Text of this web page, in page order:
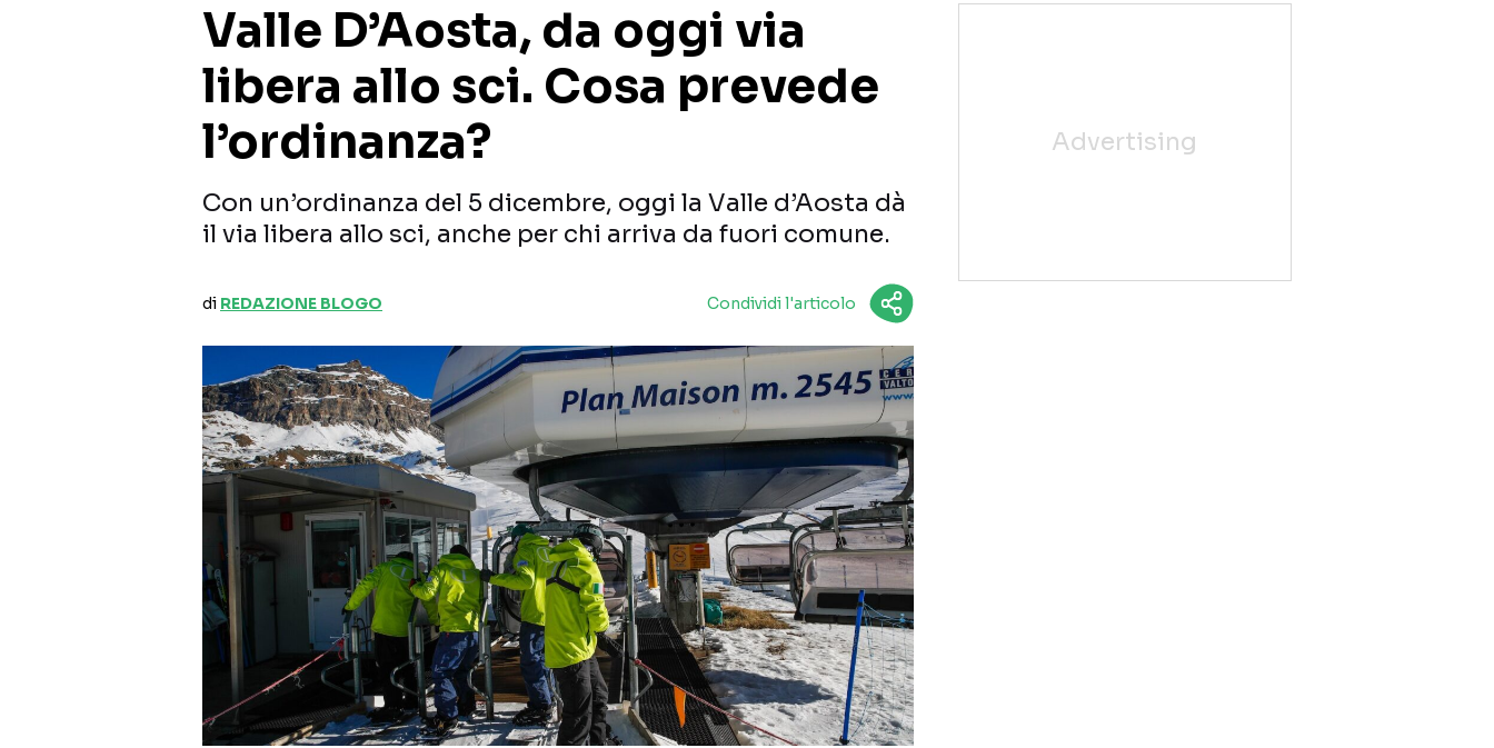
Valle D’Aosta, da oggi via
libera allo sci. Cosa prevede
l’ordinanza?
Con un’ordinanza del 5 dicembre, oggi la Valle d’Aosta dà
il via libera allo sci, anche per chi arriva da fuori comune.
di REDAZIONE BLOGO Condividi l'articolo